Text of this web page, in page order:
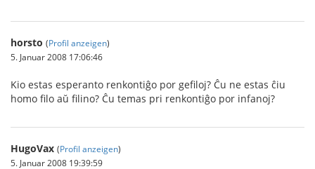
horsto (Profil anzeigen)
5. Januar 2008 17:06:46
Kio estas esperanto renkontiĝo por gefiloj? Ĉu ne estas ĉiu
homo filo aŭ filino? Ĉu temas pri renkontiĝo por infanoj?
HugoVax (Profil anzeigen)
5. Januar 2008 19:39:59